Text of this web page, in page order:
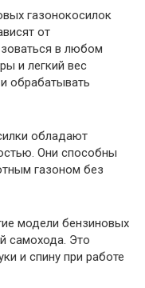
газонокосилок
от
в любом
и легкий вес
обрабатывать
обладают
Они способны
газоном без
модели бензиновых
самохода. Это
и спину при работе